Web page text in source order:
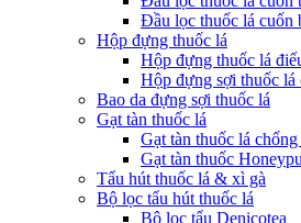
Đầu lọc thuốc lá cuốn
Hộp đựng thuốc lá
Hộp đựng thuốc lá
Hộp đựng sợi thuốc lá
Bao da đựng sợi thuốc lá
Gạt tàn thuốc lá
Gạt tàn thuốc lá
Gạt tàn thuốc
Tẩu hút thuốc lá & xì gà
Bộ lọc tẩu hút thuốc lá
Bộ lọc tẩu Denicotea